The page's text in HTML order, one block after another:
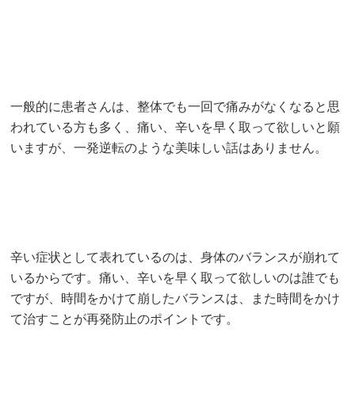
一般的に患者さんは、整体でも一回で痛みがなくなると思
われている方も多く、痛い、辛いを早く取って欲しいと願
いますが、一発逆転のような美味しい話はありません。
辛い症状として表れているのは、身体のバランスが崩れて
いるからです。痛い、辛いを早く取って欲しいのは誰でも
ですが、時間をかけて崩したバランスは、また時間をかけ
て治すことが再発防止のポイントです。